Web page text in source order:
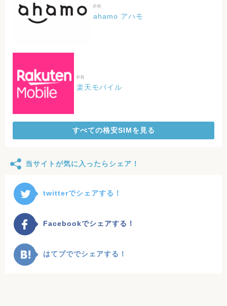
PR
ahamo アハモ
PR
楽天モバイル
すべての格安SIMを見る
当サイトが気に入ったらシェア！
twitterでシェアする！
Facebookでシェアする！
はてブででシェアする！